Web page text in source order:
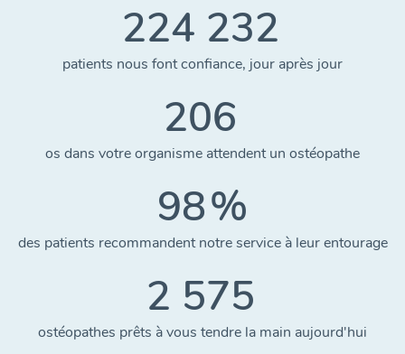
224 232
patients nous font confiance, jour après jour
206
os dans votre organisme attendent un ostéopathe
98%
des patients recommandent notre service à leur entourage
2 575
ostéopathes prêts à vous tendre la main aujourd'hui